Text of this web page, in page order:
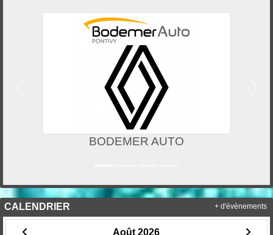
BODEMER AUTO
CALENDRIER
Août 2026
+ d'évènements